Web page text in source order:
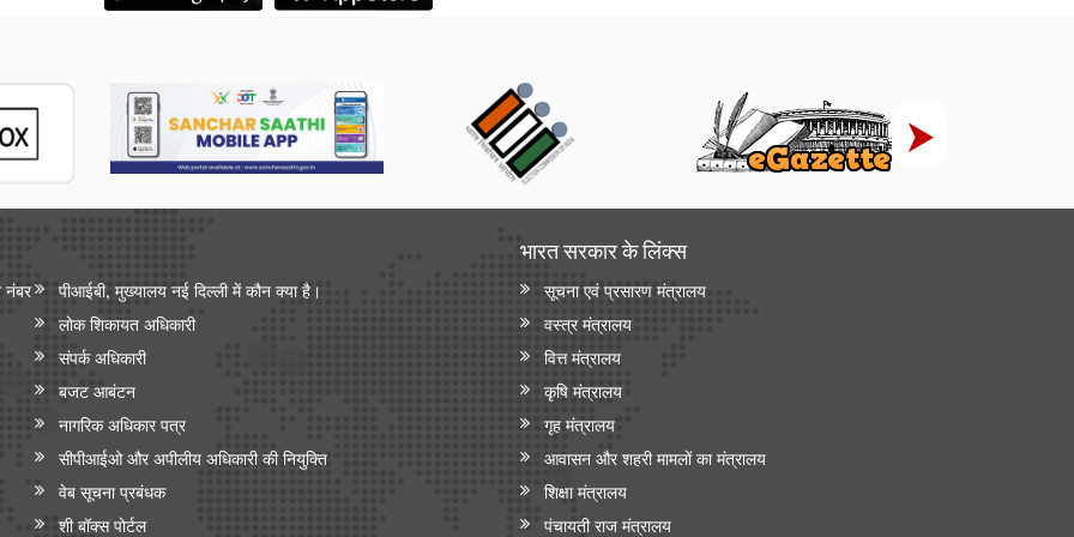
नंबर
पीआईबी, मुख्यालय नई दिल्ली में कौन क्या है।
लोक शिकायत अधिकारी
संपर्क अधिकारी
बजट आबंटन
नागरिक अधिकार पत्र
सीपीआईओ और अपी‍लीय अधिकारी की नियुक्ति
वेब सूचना प्रबंधक
शी बॉक्स पोर्टल
भारत सरकार के लिंक्‍स
सूचना एवं प्रसारण मंत्रालय
वस्त्र मंत्रालय
वित्त मंत्रालय
कृषि मंत्रालय
गृह मंत्रालय
आवासन और शहरी मामलों का मंत्रालय
शिक्षा मंत्रालय
पंचायती राज मंत्रालय